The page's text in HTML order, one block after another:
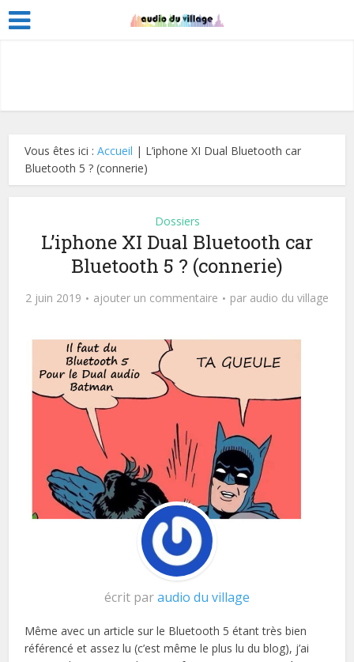
Vous êtes ici :Accueil | L’iphone XI Dual Bluetooth car
Bluetooth 5 ? (connerie)
Dossiers
L’iphone XI Dual Bluetooth car
Bluetooth 5 ? (connerie)
2 juin 2019 ajouter un commentaire par audio du village
écrit paraudio du village
Même avec un article sur le Bluetooth 5 étant très bien
référencé et assez lu (c’est même le plus lu du blog), j’ai